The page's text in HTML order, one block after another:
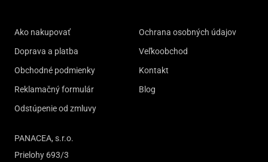
Ako nakupovať
Doprava a platba
Obchodné podmienky
Reklamačný formulár
Odstúpenie od zmluvy
Ochrana osobných údajov
Veľkoobchod
Kontakt
Blog
PANACEA, s.r.o.
Prielohy 693/3